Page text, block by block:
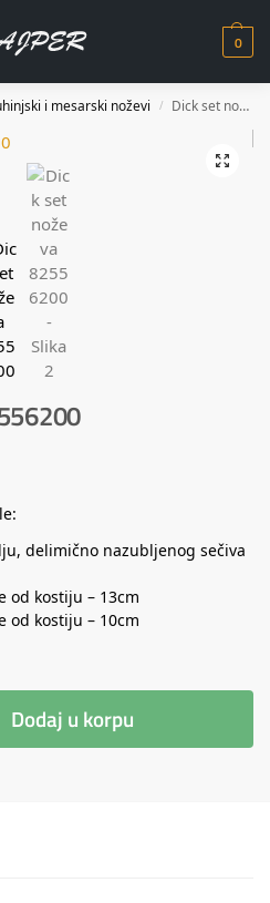
0
i mesarski noževi / Dick set noževa 82556200
delimično nazubljenog sečiva
od kostiju – 13cm
od kostiju – 10cm
Dodaj u korpu